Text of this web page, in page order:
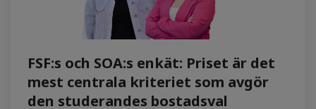
FSF:s och SOA:s enkät: Priset är det
mest centrala kriteriet som avgör
den studerandes bostadsval